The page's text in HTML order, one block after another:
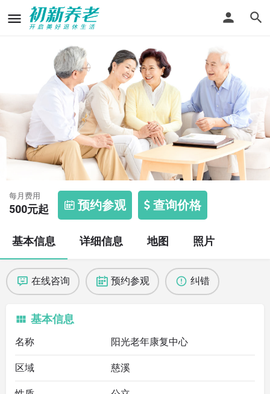
阳光老年康复中心
每月费用
500元起 预约参观 查询价格
基本信息 详细信息 地图 照片
在线咨询 预约参观 纠错
基本信息
名称 阳光老年康复中心
区域 慈溪